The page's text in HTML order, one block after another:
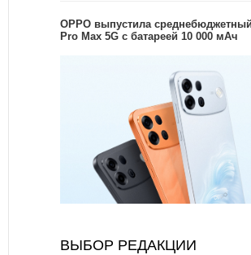
OPPO выпустила
Pro Max 5G с батареей 10 000 мАч
ВЫБОР РЕДАКЦИИ